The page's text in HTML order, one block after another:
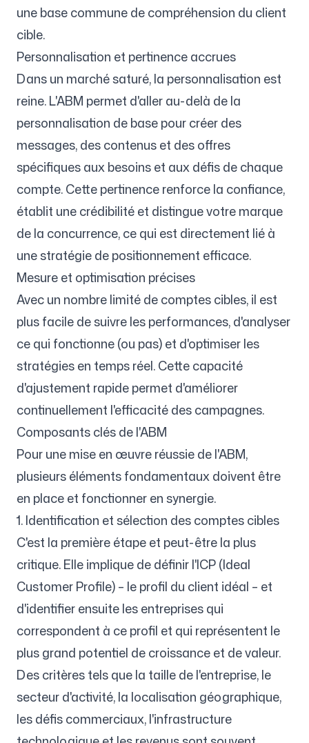
une base commune de compréhension du client
cible.
Personnalisation et pertinence accrues
Dans un marché saturé, la personnalisation est
reine. L'ABM permet d'aller au-delà de la
personnalisation de base pour créer des
messages, des contenus et des offres
spécifiques aux besoins et aux défis de chaque
compte. Cette pertinence renforce la confiance,
établit une crédibilité et distingue votre marque
de la concurrence, ce qui est directement lié à
une stratégie de positionnement efficace.
Mesure et optimisation précises
Avec un nombre limité de comptes cibles, il est
plus facile de suivre les performances, d'analyser
ce qui fonctionne (ou pas) et d'optimiser les
stratégies en temps réel. Cette capacité
d'ajustement rapide permet d'améliorer
continuellement l'efficacité des campagnes.
Composants clés de l'ABM
Pour une mise en œuvre réussie de l'ABM,
plusieurs éléments fondamentaux doivent être
en place et fonctionner en synergie.
1. Identification et sélection des comptes cibles
C'est la première étape et peut-être la plus
critique. Elle implique de définir l'ICP (Ideal
Customer Profile) – le profil du client idéal – et
d'identifier ensuite les entreprises qui
correspondent à ce profil et qui représentent le
plus grand potentiel de croissance et de valeur.
Des critères tels que la taille de l'entreprise, le
secteur d'activité, la localisation géographique,
les défis commerciaux, l'infrastructure